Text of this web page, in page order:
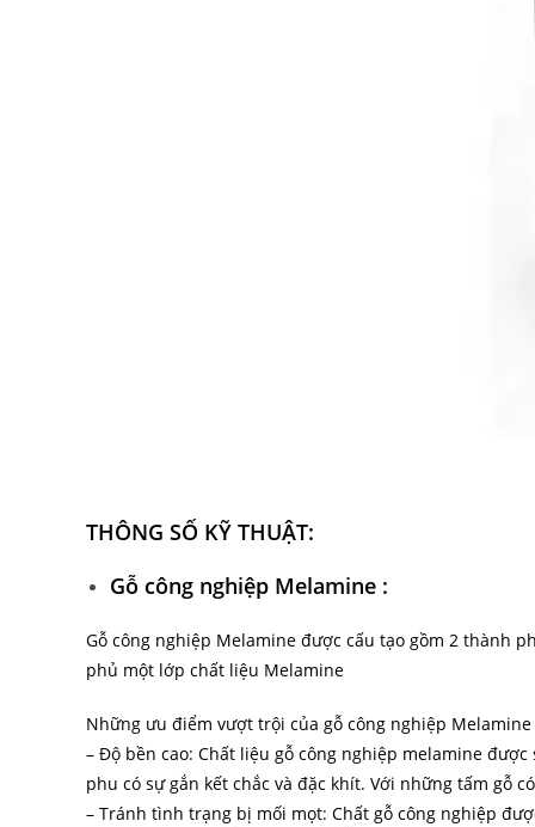
THÔNG SỐ KỸ THUẬT:
Gỗ công nghiệp Melamine :
Gỗ công nghiệp Melamine được cấu tạo gồm 2 thành
phủ một lớp chất liệu Melamine
Những ưu điểm vượt trội của gỗ công nghiệp Melamine
– Độ bền cao: Chất liệu gỗ công nghiệp melamine
phu có sự gắn kết chắc và đặc khít. Với những tấm gỗ
– Tránh tình trạng bị mối mọt: Chất gỗ công nghiệp